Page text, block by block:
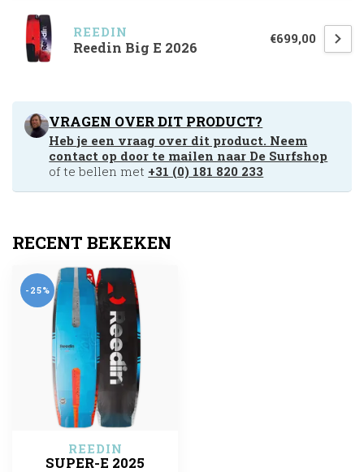
REEDIN
Reedin Big E 2026
€699,00
VRAGEN OVER DIT PRODUCT?
Heb je een vraag over dit product. Neem
contact op door te mailen naar De Surfshop
of te bellen met +31 (0) 181 820 233
RECENT BEKEKEN
-25%
REEDIN
SUPER-E 2025